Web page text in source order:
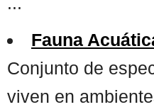
Fauna
Conjunto de
viven en